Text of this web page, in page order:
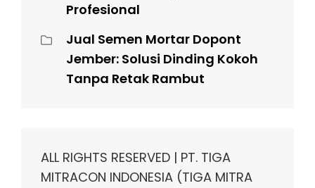
Profesional
Jual Semen Mortar Dopont
Jember: Solusi Dinding Kokoh
Tanpa Retak Rambut
ALL RIGHTS RESERVED | PT. TIGA
MITRACON INDONESIA (TIGA MITRA